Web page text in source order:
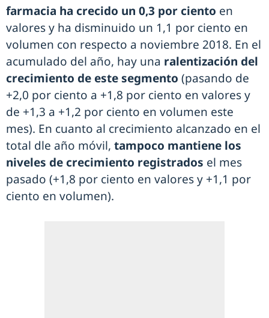
farmacia ha crecido un 0,3 por ciento en
valores y ha disminuido un 1,1 por ciento en
volumen con respecto a noviembre 2018. En el
acumulado del año, hay una ralentización del
crecimiento de este segmento (pasando de
+2,0 por ciento a +1,8 por ciento en valores y
de +1,3 a +1,2 por ciento en volumen este
mes). En cuanto al crecimiento alcanzado en el
total dle año móvil, tampoco mantiene los
niveles de crecimiento registrados el mes
pasado (+1,8 por ciento en valores y +1,1 por
ciento en volumen).